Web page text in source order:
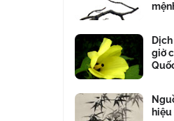
giờ
hiệu